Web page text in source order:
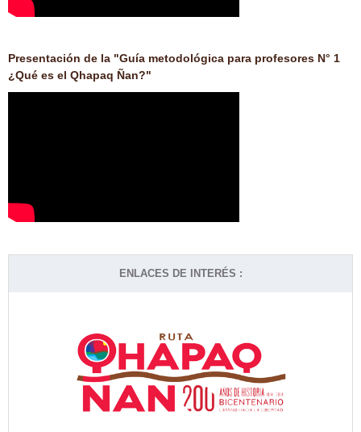
Presentación de la "Guía metodológica para profesores N° 1
¿Qué es el Qhapaq Ñan?"
ENLACES DE INTERÉS :